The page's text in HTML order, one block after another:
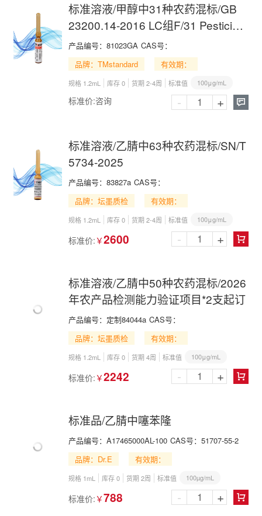
标准溶液/甲醇中31种农药混标/GB
23200.14-2016 LC组F/31 Pesticide
Mix in Methanol
产品编号： 81023GA CAS号：
品牌：TMstandard
有效期：
规格 1.2mL 库存 0 货期 2-4周 标准值 100μg/mL
标准价:咨询 
- +
标准溶液/乙腈中63种农药混标/SN/T
5734-2025
产品编号： 83827a CAS号：
品牌：坛墨质检
有效期：
规格 1.2mL 库存 0 货期 2-4周 标准值 100μg/mL
标准价: ￥2600 
- +
标准溶液/乙腈中50种农药混标/2026
年农产品检测能力验证项目*2支起订
产品编号： 定制84044a CAS号：
品牌：坛墨质检
有效期：
规格 1.2mL 库存 0 货期 4周 标准值 100μg/mL
标准价: ￥2242 
- +
标准品/乙腈中噻苯隆
产品编号： A17465000AL-100 CAS号： 51707-55-2
品牌：Dr.E
有效期：
规格 1mL 库存 0 货期 2周 标准值 100µg/mL
标准价: ￥788 
- +